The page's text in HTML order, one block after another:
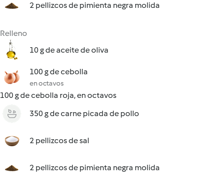
2 pellizcos de pimienta negra molida
Relleno
10 g de aceite de oliva
100 g de cebolla
en octavos
100 g de cebolla roja, en octavos
350 g de carne picada de pollo
2 pellizcos de sal
2 pellizcos de pimienta negra molida